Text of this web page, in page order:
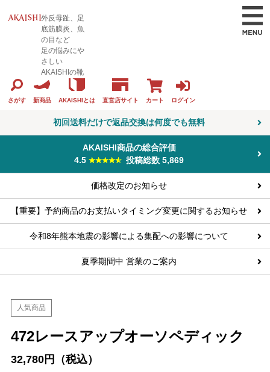
外反母趾、足
底筋膜炎、魚
の目など
足の悩みにや
さしい
AKAISHIの靴
さがす 新商品 AKAISHIとは 直営店サイト カート ログイン
初回送料だけで返品交換は何度でも無料
AKAISHI商品の総合評価
4.5
投稿総数 5,869
価格改定のお知らせ
【重要】予約商品のお支払いタイミング変更に関するお知らせ
令和8年熊本地震の影響による集配への影響について
夏季期間中 営業のご案内
人気商品
472レースアップオーソペディック
32,780円（税込）